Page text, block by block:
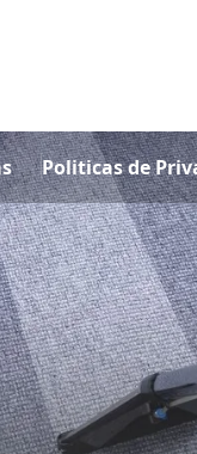
Politicas de